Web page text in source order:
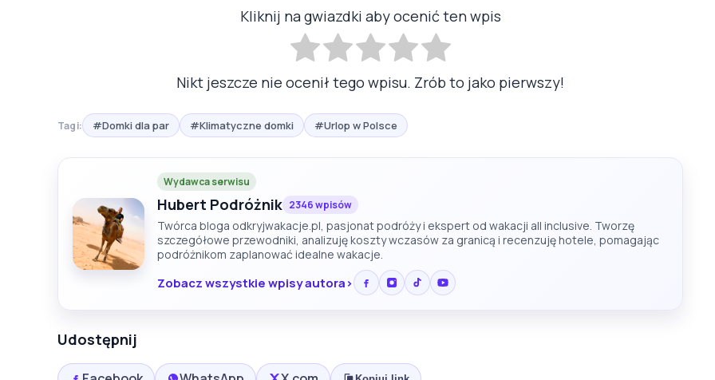
Kliknij na gwiazdki aby ocenić ten wpis
Nikt jeszcze nie ocenił tego wpisu. Zrób to jako pierwszy!
Tagi: #Domki dla par #Klimatyczne domki #Urlop w Polsce
Wydawca serwisu
Hubert Podróżnik 2346 wpisów
Twórca bloga odkryjwakacje.pl, pasjonat podróży i ekspert od wakacji all inclusive. Tworzę
szczegółowe przewodniki, analizuję koszty wczasów za granicą i recenzuję hotele, pomagając
podróżnikom zaplanować idealne wakacje.
Zobacz wszystkie wpisy autora
Udostępnij